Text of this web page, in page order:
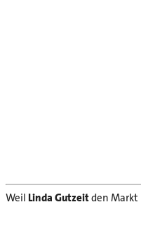
Weil Linda Gutzeitden Markt